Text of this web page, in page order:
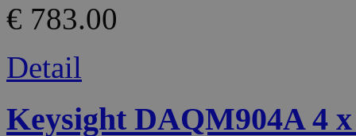
€ 783.00
Detail
Keysight DAQM904A 4